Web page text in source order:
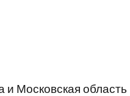
и Московская